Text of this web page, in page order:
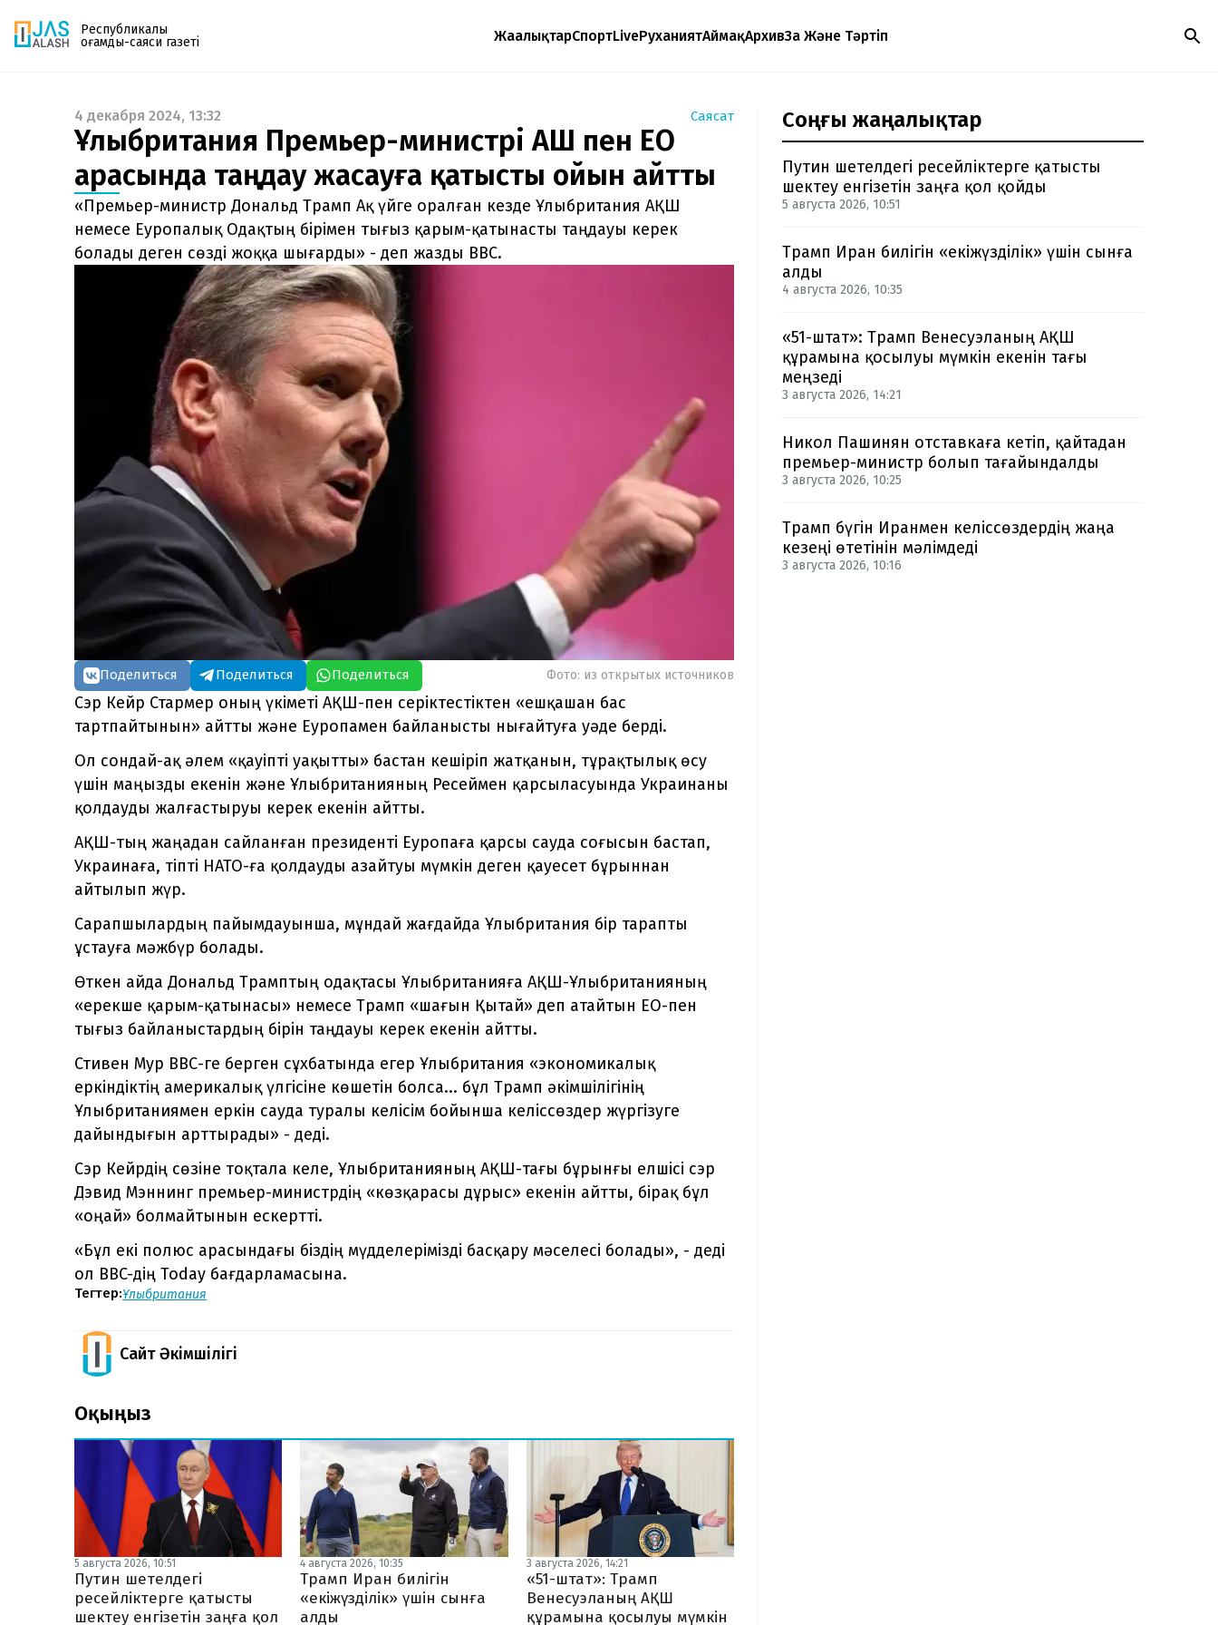
Республикалық
қоғамдық-саяси газеті
ЖаңалықтарСпортLiveРуханиятАймақАрхивЗаң Және Тәртіп
Газетке жазылу
PDF форматтағы газетті ай сайын электронды
поштаңызға алып отырыңыз. Жаңа нөмір
шыққан сәтте сізге бірден жіберіледі. Тек email
енгізіңіз, біз қалғанын өзіміз жібереміз.
4 декабря 2024, 13:32 Саясат
Ұлыбритания Премьер-министрі АҚШ пен ЕО
арасында таңдау жасауға қатысты ойын айтты
«Премьер-министр Дональд Трамп Ақ үйге оралған кезде Ұлыбритания АҚШ
немесе Еуропалық Одақтың бірімен тығыз қарым-қатынасты таңдауы керек
болады деген сөзді жоққа шығарды» - деп жазды BBC.
Поделиться Поделиться Поделиться Фото: из открытых источников
Сэр Кейр Стармер оның үкіметі АҚШ-пен серіктестіктен «ешқашан бас
тартпайтынын» айтты және Еуропамен байланысты нығайтуға уәде берді.
Ол сондай-ақ әлем «қауіпті уақытты» бастан кешіріп жатқанын, тұрақтылық өсу
үшін маңызды екенін және Ұлыбританияның Ресеймен қарсыласуында Украинаны
қолдауды жалғастыруы керек екенін айтты.
АҚШ-тың жаңадан сайланған президенті Еуропаға қарсы сауда соғысын бастап,
Украинаға, тіпті НАТО-ға қолдауды азайтуы мүмкін деген қауесет бұрыннан
айтылып жүр.
Сарапшылардың пайымдауынша, мұндай жағдайда Ұлыбритания бір тарапты
ұстауға мәжбүр болады.
Өткен айда Дональд Трамптың одақтасы Ұлыбританияға АҚШ-Ұлыбританияның
«ерекше қарым-қатынасы» немесе Трамп «шағын Қытай» деп атайтын ЕО-пен
тығыз байланыстардың бірін таңдауы керек екенін айтты.
Стивен Мур ВВС-ге берген сұхбатында егер Ұлыбритания «экономикалық
еркіндіктің америкалық үлгісіне көшетін болса... бұл Трамп әкімшілігінің
Ұлыбританиямен еркін сауда туралы келісім бойынша келіссөздер жүргізуге
дайындығын арттырады» - деді.
Сэр Кейрдің сөзіне тоқтала келе, Ұлыбританияның АҚШ-тағы бұрынғы елшісі сэр
Дэвид Мэннинг премьер-министрдің «көзқарасы дұрыс» екенін айтты, бірақ бұл
«оңай» болмайтынын ескертті.
«Бұл екі полюс арасындағы біздің мүдделерімізді басқару мәселесі болады», - деді
ол BBC-дің Today бағдарламасына.
Тегтер:Ұлыбритания
Сайт Әкімшілігі
Оқыңыз
5 августа 2026, 10:51
Путин шетелдегі
ресейліктерге қатысты
шектеу енгізетін заңға қол
4 августа 2026, 10:35
Трамп Иран билігін
«екіжүзділік» үшін сынға
алды
3 августа 2026, 14:21
«51-штат»: Трамп
Венесуэланың АҚШ
құрамына қосылуы мүмкін
Соңғы жаңалықтар
Путин шетелдегі ресейліктерге қатысты
шектеу енгізетін заңға қол қойды
5 августа 2026, 10:51
Трамп Иран билігін «екіжүзділік» үшін сынға
алды
4 августа 2026, 10:35
«51-штат»: Трамп Венесуэланың АҚШ
құрамына қосылуы мүмкін екенін тағы
меңзеді
3 августа 2026, 14:21
Никол Пашинян отставкаға кетіп, қайтадан
премьер-министр болып тағайындалды
3 августа 2026, 10:25
Трамп бүгін Иранмен келіссөздердің жаңа
кезеңі өтетінін мәлімдеді
3 августа 2026, 10:16